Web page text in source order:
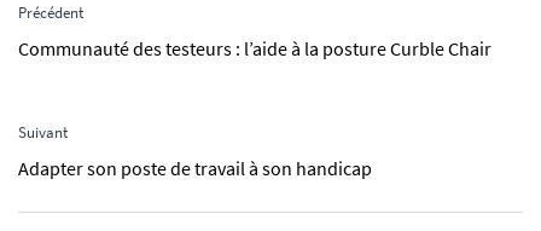
Précédent
Communauté des testeurs : l’aide à la posture Curble Chair
Suivant
Adapter son poste de travail à son handicap